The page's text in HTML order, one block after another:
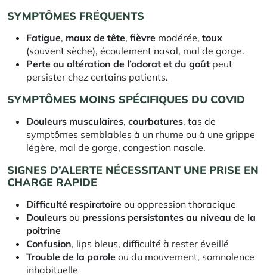
SYMPTÔMES FRÉQUENTS
Fatigue, maux de tête, fièvre modérée, toux
(souvent sèche), écoulement nasal, mal de gorge.
Perte ou altération de l’odorat et du goût peut
persister chez certains patients.
SYMPTÔMES MOINS SPÉCIFIQUES DU COVID
Douleurs musculaires, courbatures, tas de
symptômes semblables à un rhume ou à une grippe
légère, mal de gorge, congestion nasale.
SIGNES D’ALERTE NÉCESSITANT UNE PRISE EN
CHARGE RAPIDE
Difficulté respiratoire ou oppression thoracique
Douleurs ou pressions persistantes au niveau de la
poitrine
Confusion, lips bleus, difficulté à rester éveillé
Trouble de la parole ou du mouvement, somnolence
inhabituelle